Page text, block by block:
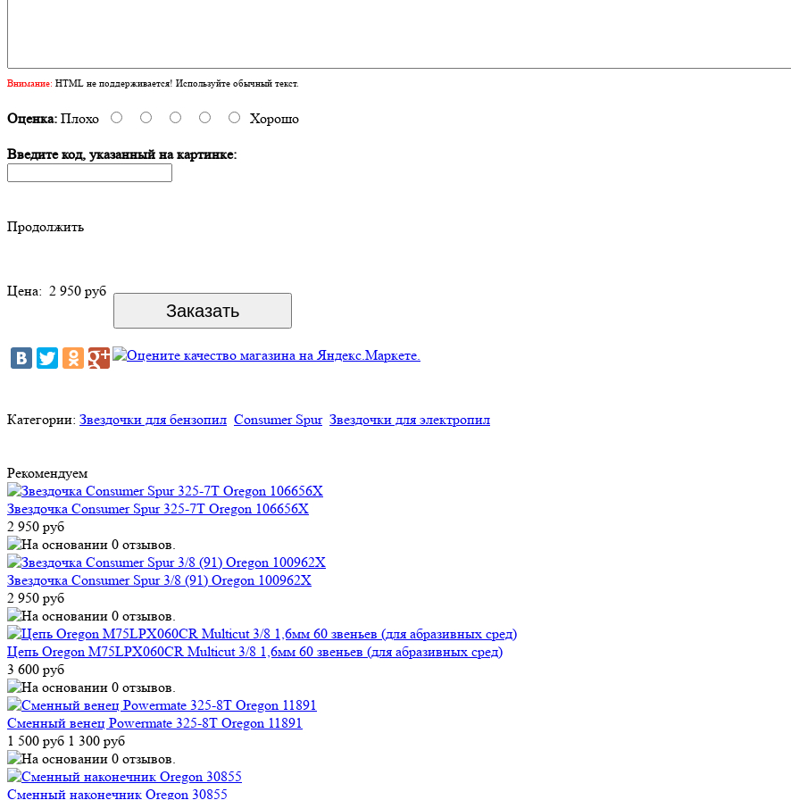
Внимание: HTML не поддерживается! Используйте обычный текст.
Оценка: Плохо Хорошо
Введите код, указанный на картинке:
Продолжить
Цена: 2 950 руб
Категории: Звездочки для бензопил Consumer Spur Звездочки для электропил
Рекомендуем
Звездочка Consumer Spur 325-7T Oregon 106656X
2 950 руб
Звездочка Consumer Spur 3/8 (91) Oregon 100962X
2 950 руб
Цепь Oregon M75LPX060CR Multicut 3/8 1,6мм 60 звеньев (для абразивных сред)
3 600 руб
Сменный венец Powermate 325-8T Oregon 11891
1 500 руб 1 300 руб
Cменный наконечник Oregon 30855